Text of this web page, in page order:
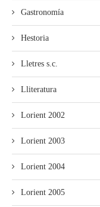
Gastronomía
Hestoria
Lletres s.c.
Lliteratura
Lorient 2002
Lorient 2003
Lorient 2004
Lorient 2005